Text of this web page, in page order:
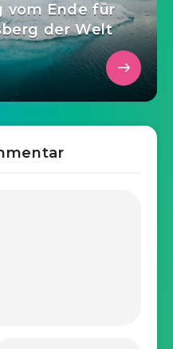
vom Ende für
der Welt